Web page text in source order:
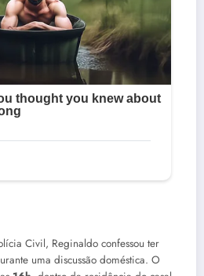
Civil, Reginaldo confessou ter
uma discussão doméstica. O